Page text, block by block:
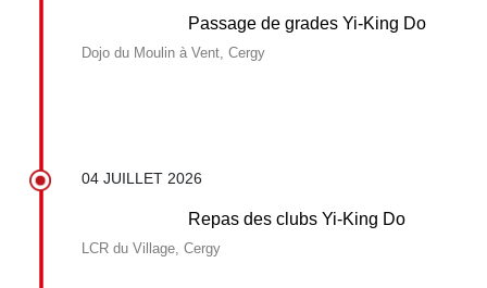
Passage de grades Yi-King Do
Dojo du Moulin à Vent, Cergy
04 JUILLET 2026
Repas des clubs Yi-King Do
LCR du Village, Cergy